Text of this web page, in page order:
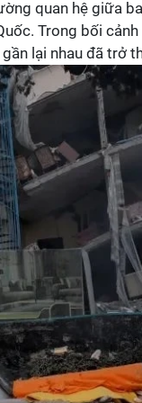
quan hệ giữa
Trong bối
lại nhau đã trở